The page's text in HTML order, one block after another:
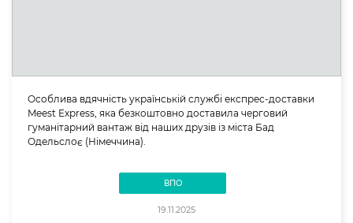
Особлива вдячність українській службі експрес-доставки
Meest Express, яка безкоштовно доставила черговий
гуманітарний вантаж від наших друзів із міста Бад
Одельслоє (Німеччина).
ВПО
19.11.2025